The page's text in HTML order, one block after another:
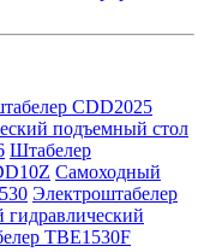
CDD2025
подъемный стол
Штабелер
Самоходный
Электроштабелер
TBE1530F